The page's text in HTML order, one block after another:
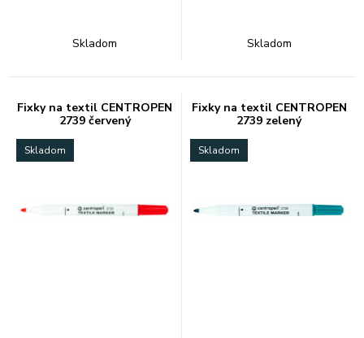
Skladom Skladom
Fixky na textil CENTROPEN
2739 červený
Skladom
Fixky na textil CENTROPEN
2739 zelený
Skladom